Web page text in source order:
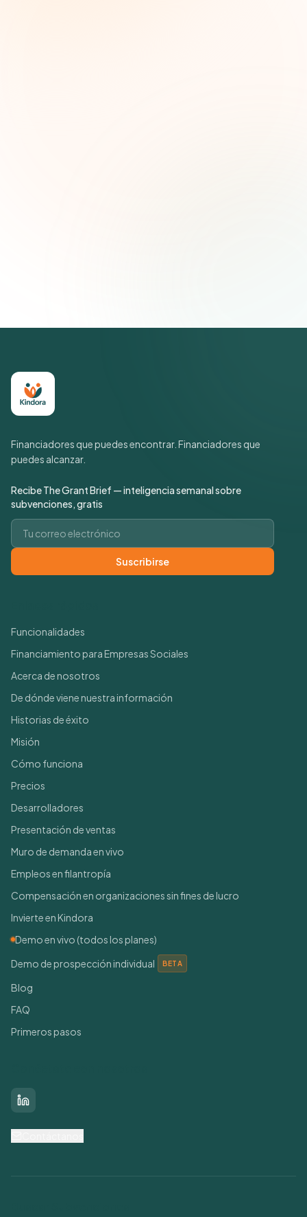
Financiadores que puedes encontrar. Financiadores que
puedes alcanzar.
Recibe The Grant Brief — inteligencia semanal sobre
subvenciones, gratis
Correo electrónico
Suscribirse
Funcionalidades
Financiamiento para Empresas Sociales
Acerca de nosotros
De dónde viene nuestra información
Historias de éxito
Misión
Cómo funciona
Precios
Desarrolladores
Presentación de ventas
Muro de demanda en vivo
Empleos en filantropía
Compensación en organizaciones sin fines de lucro
Invierte en Kindora
Demo en vivo (todos los planes)
Demo de prospección individual
BETA
Blog
FAQ
Primeros pasos
LinkedIn